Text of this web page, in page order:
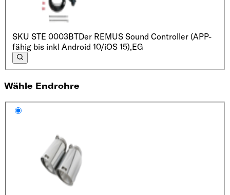
SKU STE 0003BTDer REMUS Sound Controller (APP-
fähig bis inkl Android 10/iOS 15),EG
Wähle Endrohre